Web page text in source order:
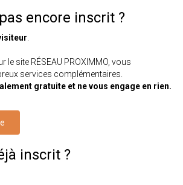
encore inscrit ?
le site RÉSEAU PROXIMMO, vous
services complémentaires.
gratuite et ne vous engage en rien.
inscrit ?